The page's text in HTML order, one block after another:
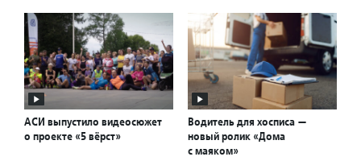
АСИ выпустило видеосюжет
о проекте «5 вёрст»
Водитель для хосписа —
новый ролик «Дома
с маяком»